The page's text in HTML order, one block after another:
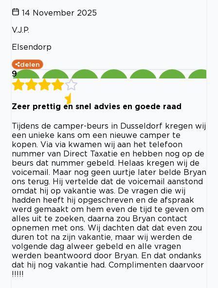
14 November 2025
V.J.P.
Elsendorp
delen
9
Zeer prettig en snel advies en goede raad
Tijdens de camper-beurs in Dusseldorf kregen wij
een unieke kans om een nieuwe camper te
kopen. Via via kwamen wij aan het telefoon
nummer van Direct Taxatie en hebben nog op de
beurs dat nummer gebeld. Helaas kregen wij de
voicemail. Maar nog geen uurtje later belde Bryan
ons terug. Hij vertelde dat de voicemail aanstond
omdat hij op vakantie was. De vragen die wij
hadden heeft hij opgeschreven en de afspraak
werd gemaakt om hem even de tijd te geven om
alles uit te zoeken, daarna zou Bryan contact
opnemen met ons. Wij dachten dat dat even zou
duren tot na zijn vakantie, maar wij werden de
volgende dag alweer gebeld en alle vragen
werden beantwoord door Bryan. En dat ondanks
dat hij nog vakantie had. Complimenten daarvoor
!!!!!